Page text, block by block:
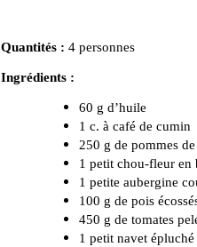
Quantités : 4 personnes
Ingrédients :
60 g d’huile
1 c. à café de cumin
250 g de pommes
1 petit chou-fleur en
1 petite aubergine
100 g de pois
450 g de tomates
1 petit navet épluché